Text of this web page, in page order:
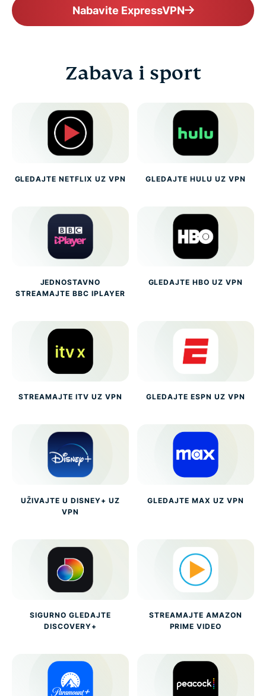
Nabavite ExpressVPN
Zabava i sport
GLEDAJTE NETFLIX UZ VPN GLEDAJTE HULU UZ VPN
JEDNOSTAVNO
STREAMAJTE BBC IPLAYER
GLEDAJTE HBO UZ VPN
STREAMAJTE ITV UZ VPN GLEDAJTE ESPN UZ VPN
UŽIVAJTE U DISNEY+ UZ
VPN
GLEDAJTE MAX UZ VPN
SIGURNO GLEDAJTE
DISCOVERY+
STREAMAJTE AMAZON
PRIME VIDEO